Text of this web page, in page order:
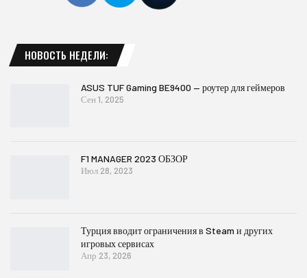
НОВОСТЬ НЕДЕЛИ:
ASUS TUF Gaming BE9400 — роутер для геймеров
Сен 1, 2025
F1 MANAGER 2023 ОБЗОР
Июл 28, 2023
Турция вводит ограничения в Steam и других
игровых сервисах
Апр 23, 2026